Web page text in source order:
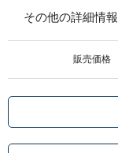
その他の詳細情報
販売価格